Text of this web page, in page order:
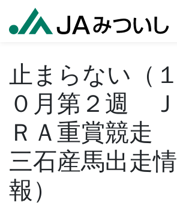
止まらない（１
０月第２週 Ｊ
ＲＡ重賞競走
三石産馬出走情
報）